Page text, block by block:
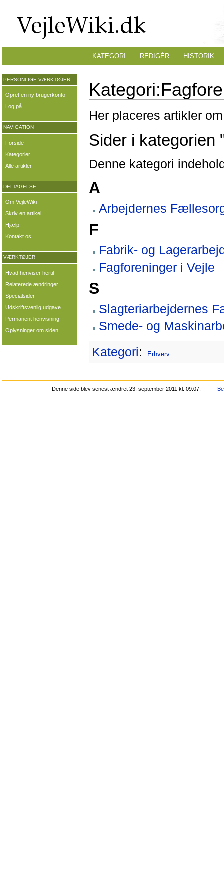
Her placeres artikler
Sider i kategorien
Denne kategori
A
Arbejdernes
F
Fabrik- og
Fagforeninger i Vejle
S
Slagteriarbejdernes
Smede- og
Kategori: Erhverv
KATEGORI REDIGÉR HISTORIK
PERSONLIGE VÆRKTØJER
Opret en ny brugerkonto
Log på
NAVIGATION
Forside
Kategorier
Alle artikler
DELTAGELSE
Om VejleWiki
Skriv en artikel
Hjælp
Kontakt os
VÆRKTØJER
Hvad henviser hertil
Relaterede ændringer
Specialsider
Udskriftsvenlig udgave
Permanent henvisning
Oplysninger om siden
Denne side blev senest ændret 23. september 2011 kl. 09:07.